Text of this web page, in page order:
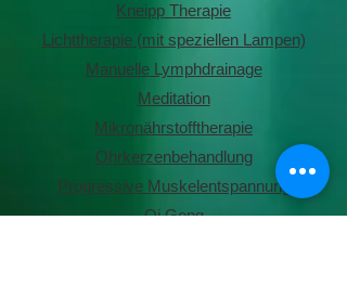
Kneipp Therapie
Lichttherapie (mit speziellen Lampen)
Manuelle Lymphdrainage
Meditation
Mikronährstofftherapie
Ohrkerzenbehandlung
Progressive Muskelentspannung
Qi Gong